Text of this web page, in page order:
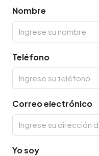
Nombre
Teléfono
Correo electrónico
Yo soy